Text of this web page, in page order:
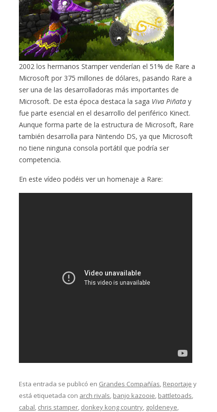
2002 los hermanos Stamper venderían el 51% de Rare a
Microsoft por 375 millones de dólares, pasando Rare a
ser una de las desarrolladoras más importantes de
Microsoft. De esta época destaca la saga Viva Piñata y
fue parte esencial en el desarrollo del periférico Kinect.
Aunque forma parte de la estructura de Microsoft, Rare
también desarrolla para Nintendo DS, ya que Microsoft
no tiene ninguna consola portátil que podría ser
competencia.
En este vídeo podéis ver un homenaje a Rare:
Esta entrada se publicó en Grandes Compañías Reportaje y
está etiquetada con arch rivals banjo kazooie battletoads
cabal chris stamper donkey kong country goldeneye